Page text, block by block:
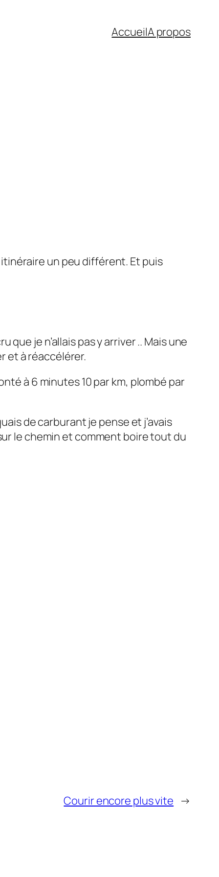
AccueilA propos
un peu différent. Et puis
je n’allais pas y arriver .. Mais une
et à réaccélérer.
à 6 minutes 10 par km, plombé par
de carburant je pense et j’avais
le chemin et comment boire tout du
Courir encore plus vite →